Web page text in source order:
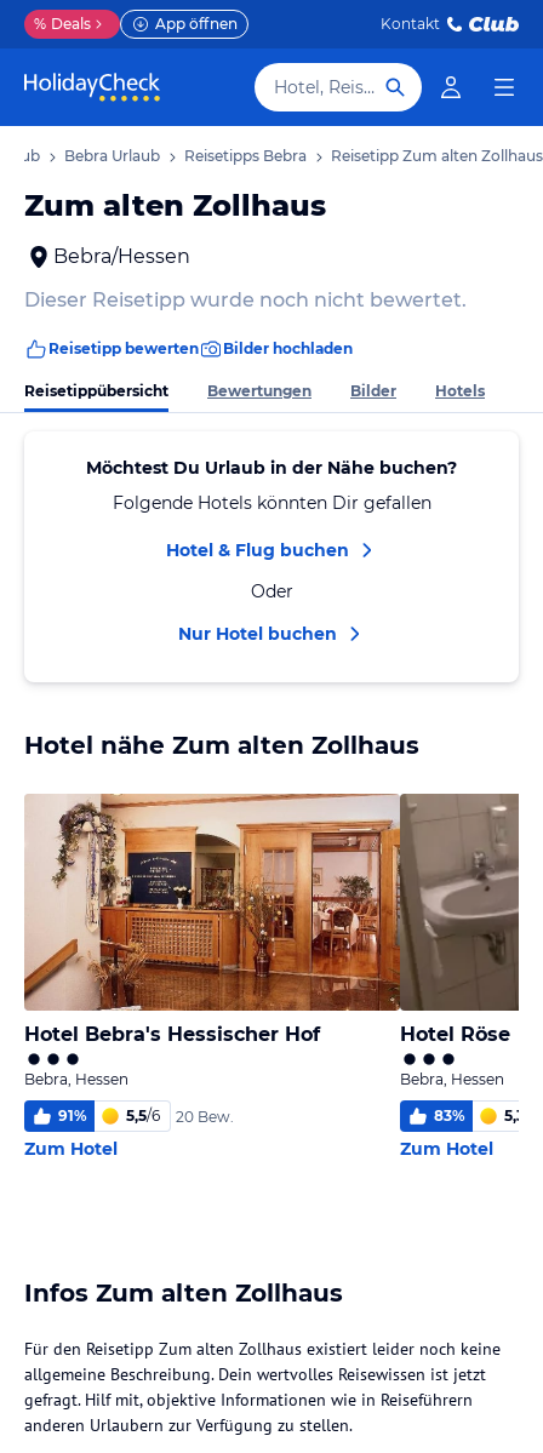
% Deals App öffnen Kontakt
Hotel, Reiseziel
Bebra Urlaub Reisetipps Bebra Reisetipp Zum alten Zollhaus
Zum alten Zollhaus
Bebra/Hessen
Dieser Reisetipp wurde noch nicht bewertet.
Reisetipp bewerten Bilder hochladen
Reisetippübersicht Bewertungen Bilder Hotels
Möchtest Du Urlaub in der Nähe buchen?
Folgende Hotels könnten Dir gefallen
Hotel & Flug buchen
Oder
Nur Hotel buchen
Hotel nähe Zum alten Zollhaus
Hotel Bebra's Hessischer Hof
Bebra, Hessen
91% 5,5/6 20 Bew.
Zum Hotel
Hotel Röse
Bebra, Hessen
83% 5,3
Zum Hotel
Infos Zum alten Zollhaus
Für den Reisetipp Zum alten Zollhaus existiert leider noch keine
allgemeine Beschreibung. Dein wertvolles Reisewissen ist jetzt
gefragt. Hilf mit, objektive Informationen wie in Reiseführern
anderen Urlaubern zur Verfügung zu stellen.